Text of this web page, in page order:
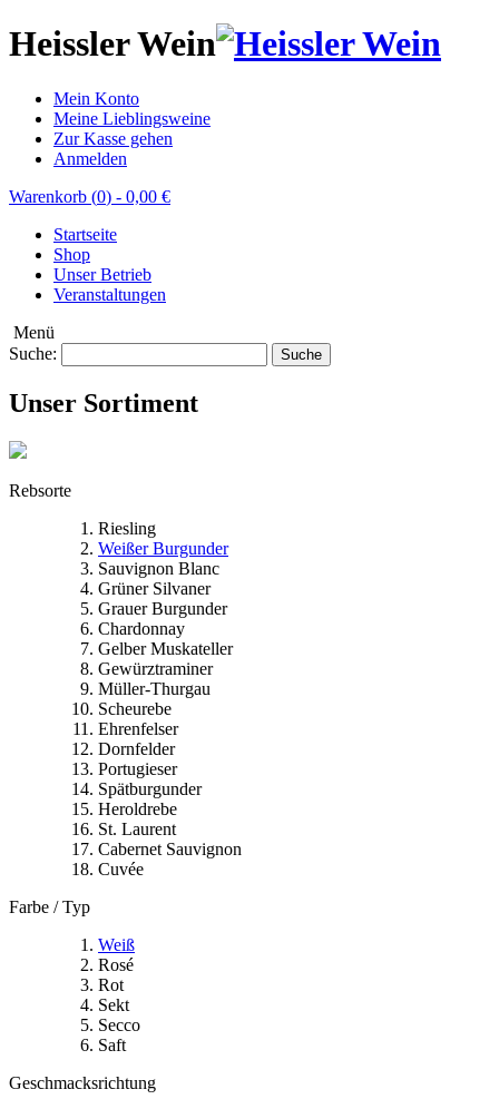
Heissler Wein
Mein Konto
Meine Lieblingsweine
Zur Kasse gehen
Anmelden
Warenkorb (0) - 0,00 €
Startseite
Shop
Unser Betrieb
Veranstaltungen
Menü
Suche:
Suche
Unser Sortiment
Rebsorte
Riesling
Weißer Burgunder
Sauvignon Blanc
Grüner Silvaner
Grauer Burgunder
Chardonnay
Gelber Muskateller
Gewürztraminer
Müller-Thurgau
Scheurebe
Ehrenfelser
Dornfelder
Portugieser
Spätburgunder
Heroldrebe
St. Laurent
Cabernet Sauvignon
Cuvée
Farbe / Typ
Weiß
Rosé
Rot
Sekt
Secco
Saft
Geschmacksrichtung